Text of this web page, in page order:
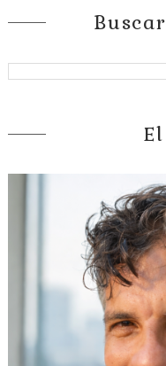
Selecciona una opción:
💬 Quiero consultar
💬 Messenger
Abrir chat en Facebook